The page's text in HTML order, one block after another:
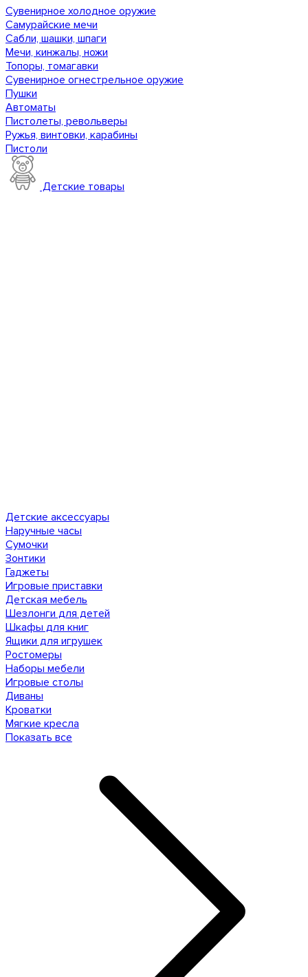
Сувенирное холодное оружие
Самурайские мечи
Сабли, шашки, шпаги
Мечи, кинжалы, ножи
Топоры, томагавки
Сувенирное огнестрельное оружие
Пушки
Автоматы
Пистолеты, револьверы
Ружья, винтовки, карабины
Пистоли
Детские товары
Детские аксессуары
Наручные часы
Сумочки
Зонтики
Гаджеты
Игровые приставки
Детская мебель
Шезлонги для детей
Шкафы для книг
Ящики для игрушек
Ростомеры
Наборы мебели
Игровые столы
Диваны
Кроватки
Мягкие кресла
Показать все